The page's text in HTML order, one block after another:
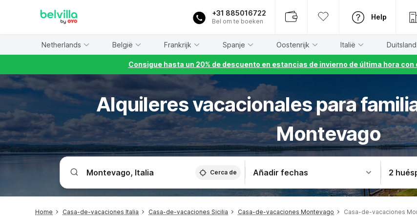
+31 885016722
Bel om te boeken
Help
Netherlands België Frankrijk Spanje Oostenrijk Italië Duitsland
Consigue hasta un 20% de descuento en estancias de invierno de última hora
Alquileres vacacionales para
Montevago
Cerca de Añadir fechas 2
Home Casa-de-vacaciones Italia Casa-de-vacaciones Sicilia Casa-de-vacaciones Montevago Casa-de-vacaciones